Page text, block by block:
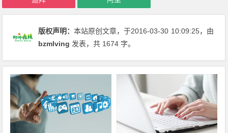
版权声明：本站原创文章，于2016-03-30 10:09:25，由
bzmlving 发表，共 1674 字。